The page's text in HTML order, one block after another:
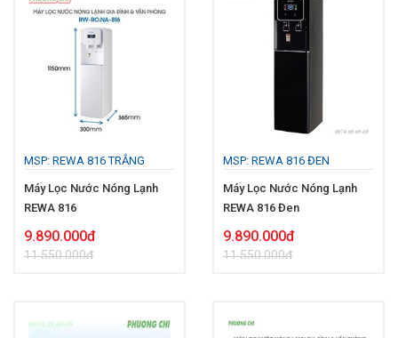
MSP: REWA 816 TRẮNG
Máy Lọc Nước Nóng Lạnh
REWA 816
9.890.000đ
11.550.000đ
MSP: REWA 816 ĐEN
Máy Lọc Nước Nóng Lạnh
REWA 816 Đen
9.890.000đ
11.550.000đ